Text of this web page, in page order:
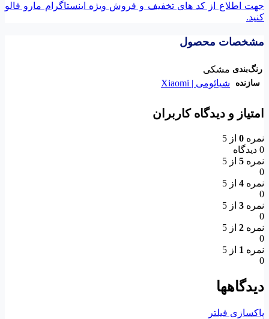
جهت اطلاع از کد های تخفیف و فروش ویژه اینستاگرام مارو فالو
کنید.
مشخصات محصول
رنگ‌بندی مشکی
سازنده شیائومی | Xiaomi
امتیاز و دیدگاه کاربران
نمره 0 از 5
0 دیدگاه
نمره 5 از 5
0
نمره 4 از 5
0
نمره 3 از 5
0
نمره 2 از 5
0
نمره 1 از 5
0
دیدگاهها
پاکسازی فیلتر